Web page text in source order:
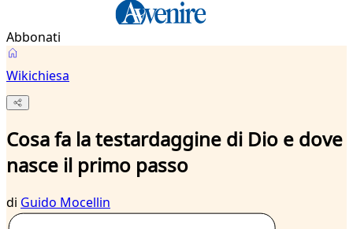
Abbonati
Wikichiesa
Cosa fa la testardaggine di Dio e dove
nasce il primo passo
di Guido Mocellin